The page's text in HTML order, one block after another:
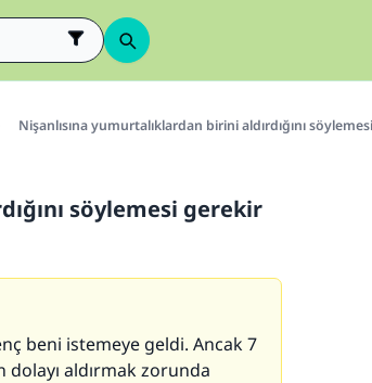
Nişanlısına yumurtalıklardan birini aldırdığını
söylemesi gerekir
beni istemeye geldi. Ancak 7
dolayı aldırmak zorunda